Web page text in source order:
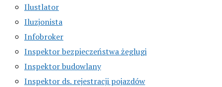
Ilustlator
Iluzjonista
Infobroker
Inspektor bezpieczeństwa żeglugi
Inspektor budowlany
Inspektor ds. rejestracji pojazdów